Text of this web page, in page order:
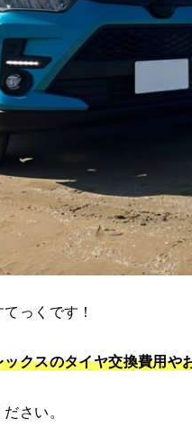
っくです！
ックスのタイヤ交換費用や
さい。